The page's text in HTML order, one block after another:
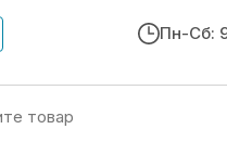
Пн-Сб: